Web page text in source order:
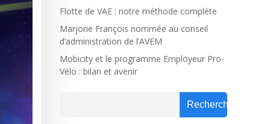
Flotte de VAE : notre méthode complète
Marjorie François nommée au conseil
d’administration de l’AVEM
Mobicity et le programme Employeur Pro-
Vélo : bilan et avenir
Rechercher